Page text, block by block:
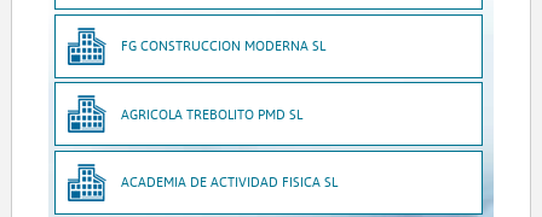
FG CONSTRUCCION MODERNA SL
AGRICOLA TREBOLITO PMD SL
ACADEMIA DE ACTIVIDAD FISICA SL